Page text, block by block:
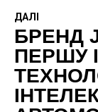
ДАЛІ
БРЕНД
ПЕРШУ